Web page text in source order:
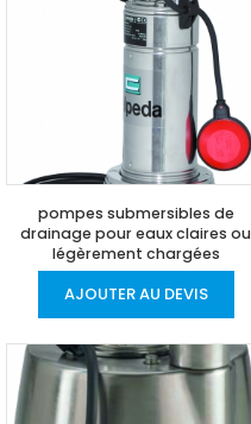
pompes submersibles de
drainage pour eaux claires ou
légèrement chargées
AJOUTER AU DEVIS